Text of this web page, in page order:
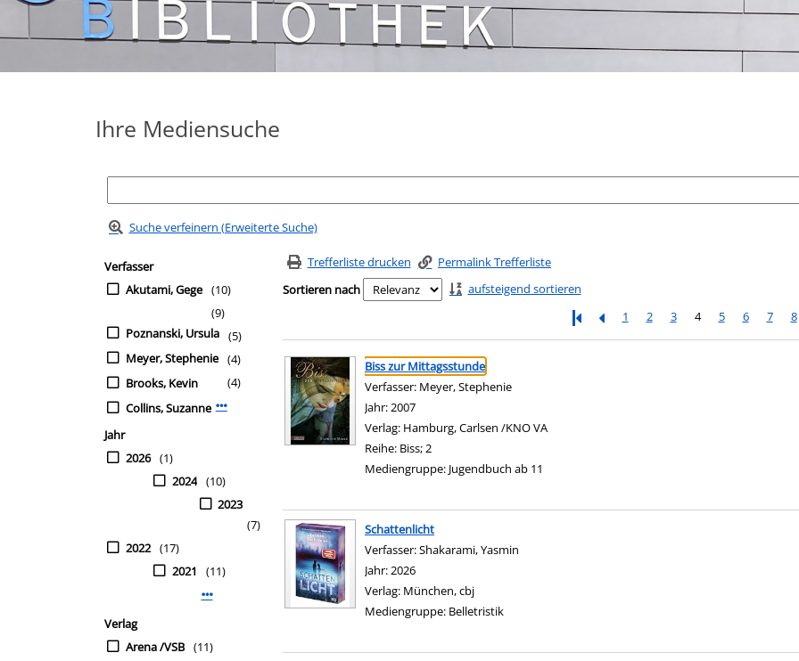
Ihre Mediensuche
Suche verfeinern (Erweiterte Suche)
Suchfilter
Zur Trefferliste springen
Verfasser
Akutami, Gege (10)
Poznanski, Ursula
(9)
Meyer, Stephenie
(5)
Brooks, Kevin
(4)
Collins, Suzanne
(4)
Mehr Verfasser-Filter anzeigen
Jahr
2026 (1)
2024 (10)
2023
(7)
2022 (17)
2021
(11)
Mehr Jahr-Filter anzeigen
Verlag
Arena /VSB (11)
Trefferliste drucken
Permalink Trefferliste
Sortieren nach
aufsteigend sortieren
1
2 3 4 5 6 7 8
Suchergebnis
Zu den Suchfiltern springen
Biss zur Mittagsstunde
Verfasser: Meyer, Stephenie
Jahr:2007
Verlag: Hamburg, Carlsen /KNO VA
Reihe: Biss; 2
Mediengruppe: Jugendbuch ab 11
Schattenlicht
Verfasser:Shakarami, Yasmin
Jahr:2026
Verlag: München, cbj
Mediengruppe: Belletristik